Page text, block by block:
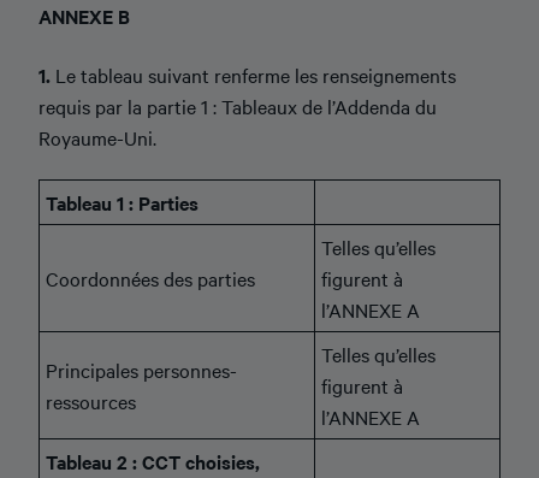
ANNEXE B
1. Le tableau suivant renferme les renseignements
requis par la partie 1 : Tableaux de l’Addenda du
Royaume-Uni.
Tableau 1 : Parties
Coordonnées des parties
Telles qu’elles
figurent à
l’ANNEXE A
Principales personnes-
ressources
Telles qu’elles
figurent à
l’ANNEXE A
Tableau 2 : CCT choisies,